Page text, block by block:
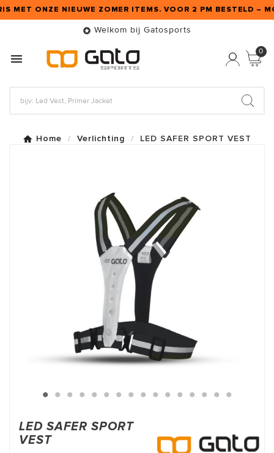
MET ONZE NIEUWE ZOMER ITEMS. VOOR 2 PM BESTELD –
 Welkom bij Gatosports

0
Home Verlichting LED SAFER SPORT VEST
LED SAFER SPORT
VEST